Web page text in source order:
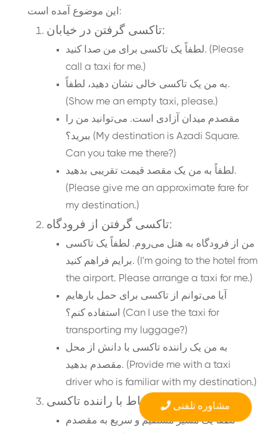
این موضوع آمده است:
تاکسی گرفتن در خیابان:
لطفاً یک تاکسی برای من صدا کنید. (Please
call a taxi for me.)
به من یک تاکسی خالی نشان دهید، لطفاً.
(Show me an empty taxi, please.)
مقصدم میدان آزادی است. می‌توانید من را
ببرید؟ (My destination is Azadi Square.
Can you take me there?)
لطفاً به من یک مقصد قیمت تقریبی بدهید.
(Please give me an approximate fare for
my destination.)
تاکسی گرفتن از فرودگاه:
من از فرودگاه به هتل می‌روم. لطفاً یک تاکسی
برایم فراهم کنید. (I'm going to the hotel from
the airport. Please arrange a taxi for me.)
آیا می‌توانم از تاکسی برای حمل بارهایم
استفاده کنم؟ (Can I use the taxi for
transporting my luggage?)
به من یک راننده تاکسی با دانش از محل
مقصدم بدهید. (Provide me with a taxi
driver who is familiar with my destination.)
لطفاً یک مسیر مستقیم و سریع به مقصدم
مشاوره تلفنی